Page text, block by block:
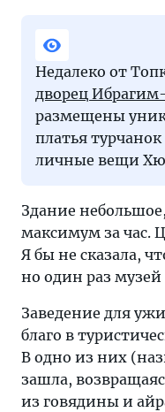
Недалеко от
дворец
размещены
платья
личные вещи
Здание
максимум за час.
Я бы не сказала,
но один раз
Заведение для
благо в
В одно из них
зашла,
из говядины и